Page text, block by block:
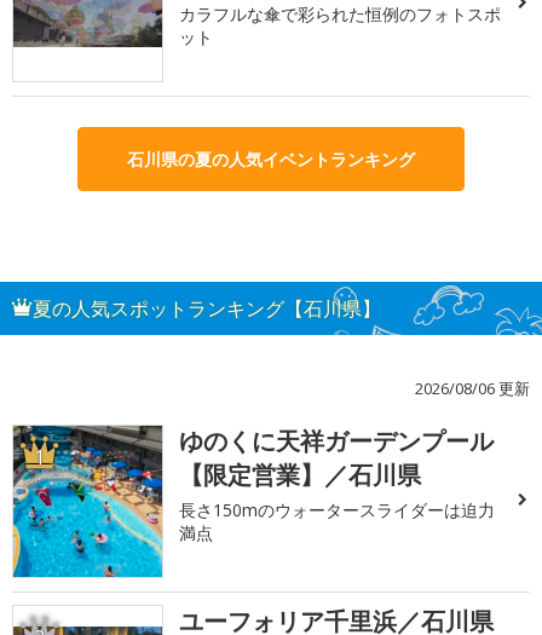
カラフルな傘で彩られた恒例のフォトスポ
ット
石川県の夏の人気イベントランキング
夏の人気スポットランキング【石川県】
2026/08/06 更新
1
ゆのくに天祥ガーデンプール
【限定営業】／石川県
長さ150mのウォータースライダーは迫力
満点
ユーフォリア千里浜／石川県